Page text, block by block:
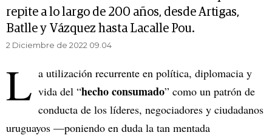
repite a lo largo de 200 años, desde Artigas,
Batlle y Vázquez hasta Lacalle Pou.
2 Diciembre de 2022 09.04
L a utilización recurrente en política, diplomacia y
vida del “hecho consumado” como un patrón de
conducta de los líderes, negociadores y ciudadanos
uruguayos —poniendo en duda la tan mentada